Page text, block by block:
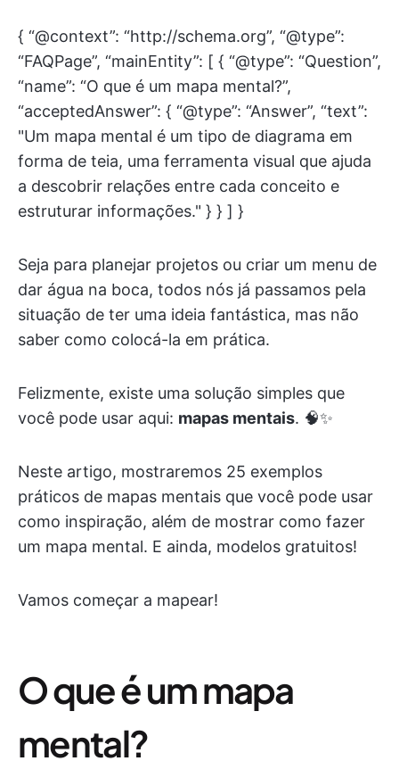
{ “@context”: “http://schema.org”, “@type”:
“FAQPage”, “mainEntity”: [ { “@type”: “Question”,
“name”: “O que é um mapa mental?”,
“acceptedAnswer”: { “@type”: “Answer”, “text”:
"Um mapa mental é um tipo de diagrama em
forma de teia, uma ferramenta visual que ajuda
a descobrir relações entre cada conceito e
estruturar informações." } } ] }
Seja para planejar projetos ou criar um menu de
dar água na boca, todos nós já passamos pela
situação de ter uma ideia fantástica, mas não
saber como colocá-la em prática.
Felizmente, existe uma solução simples que
você pode usar aqui: mapas mentais. 🧠✨
Neste artigo, mostraremos 25 exemplos
práticos de mapas mentais que você pode usar
como inspiração, além de mostrar como fazer
um mapa mental. E ainda, modelos gratuitos!
Vamos começar a mapear!
O que é um mapa
mental?